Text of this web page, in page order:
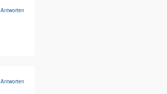
Antworten
Antworten